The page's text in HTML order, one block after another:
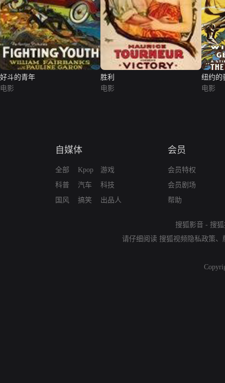
好斗的青年
电影
胜利
电影
纽约的
电影
自媒体
全部
科普
国风
Kpop
汽车
搞笑
游戏
科技
出品人
会员
会员特权
会员剧场
帮助
搜狐影音 - 搜
请仔细阅读 搜狐视频隐私政策、